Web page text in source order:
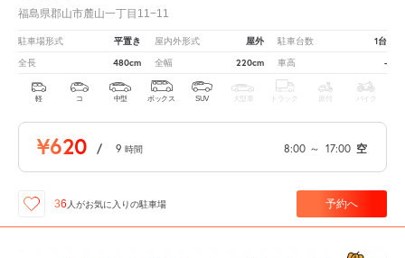
福島県郡山市麓山一丁目11−11
駐車場形式 平置き 屋内外形式 屋外 駐車台数 1台
全長 480cm 全幅 220cm 車高 -
軽 コ 中型 ボックス SUV 大型車 トラック 原付 バイク
¥620 / 9 時間 8:00 ～ 17:00 空
36 人がお気に入りの駐車場 予約へ